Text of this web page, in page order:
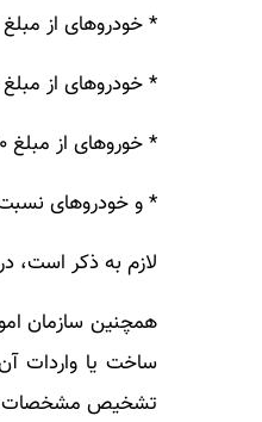
* خودرو‌های از مبلغ ۱۰ میلیارد و یک ریال تا ۱۵ میلیارد ریال (با نرخ مالیات سالانه یک درصد)
* خودرو‌های از مبلغ ۱۵ میلیارد و یک ریال تا ۳۰ میلیارد ریال (با نرخ مالیات سالانه ۲ درصد)
* خورو‌های از مبلغ ۱۰ میلیارد و یک ریال تا ۴۵ میلیارد ریال (با نرخ مالیات سالانه ۳ درصد)
* و خودرو‌های نسبت به مازاد ۴۵ میلیارد ریال (با
لازم به ذکر است،
همچنین سازمان
تشخیص مشخصات